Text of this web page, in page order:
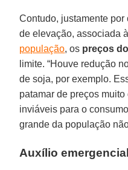
Contudo, justamente
de elevação, associada
população, os preços
limite. “Houve redução
de soja, por exemplo.
patamar de preços
inviáveis para o
grande da população
Auxílio emergencial